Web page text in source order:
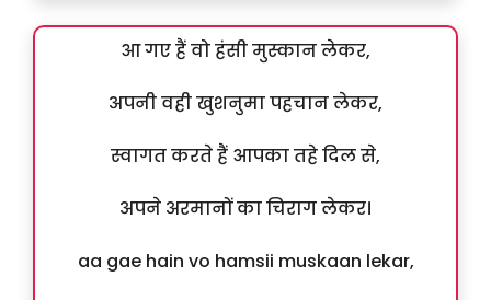
आ गए हैं वो हंसी मुस्कान लेकर,
अपनी वही खुशनुमा पहचान लेकर,
स्वागत करते हैं आपका तहे दिल से,
अपने अरमानों का चिराग लेकर।
aa gae hain vo hamsii muskaan lekar,